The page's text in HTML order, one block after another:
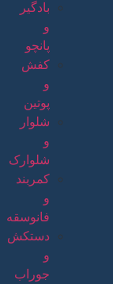
بادگیر
و
پانچو
کفش
و
پوتین
شلوار
و
شلوارک
کمربند
و
فانوسقه
دستکش
و
جوراب